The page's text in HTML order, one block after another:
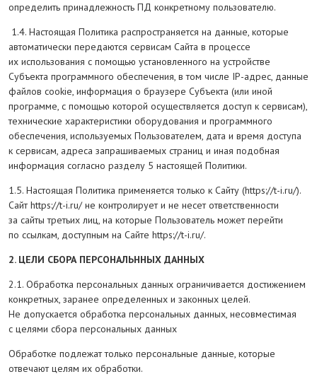
определить принадлежность ПД конкретному пользователю.
1.4. Настоящая Политика распространяется на данные, которые
автоматически передаются сервисам Сайта в процессе
их использования с помощью установленного на устройстве
Субъекта программного обеспечения, в том числе IP-адрес, данные
файлов cookie, информация о браузере Субъекта (или иной
программе, с помощью которой осуществляется доступ к сервисам),
технические характеристики оборудования и программного
обеспечения, используемых Пользователем, дата и время доступа
к сервисам, адреса запрашиваемых страниц и иная подобная
информация согласно разделу 5 настоящей Политики.
1.5. Настоящая Политика применяется только к Сайту (https://t-i.ru/).
Сайт https://t-i.ru/ не контролирует и не несет ответственности
за сайты третьих лиц, на которые Пользователь может перейти
по ссылкам, доступным на Сайте https://t-i.ru/.
2. ЦЕЛИ СБОРА ПЕРСОНАЛЬННЫХ ДАННЫХ
2.1. Обработка персональных данных ограничивается достижением
конкретных, заранее определенных и законных целей.
Не допускается обработка персональных данных, несовместимая
с целями сбора персональных данных
Обработке подлежат только персональные данные, которые
отвечают целям их обработки.